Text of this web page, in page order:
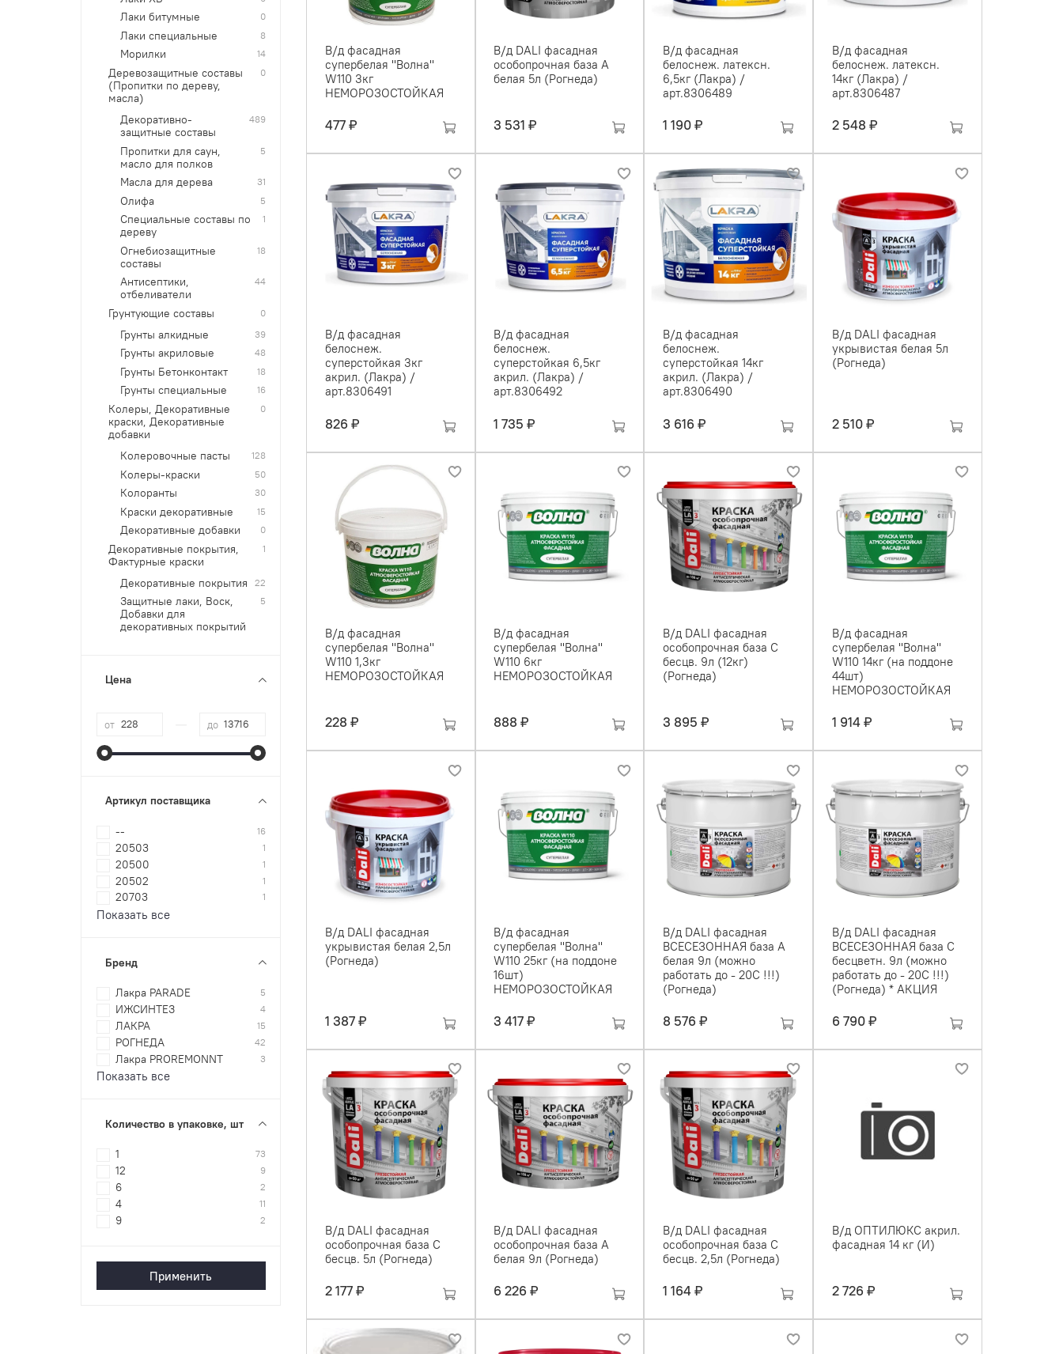
В/д фасадная
супербелая ''Волна''
W110 3кг
НЕМОРОЗОСТОЙКАЯ
477 ₽
В/д DALI фасадная
особопрочная база А
белая 5л (Рогнеда)
3 531 ₽
В/д фасадная
белоснеж. латексн.
6,5кг (Лакра) /
арт.8306489
1 190 ₽
В/д фасадная
белоснеж. латексн.
14кг (Лакра) /
арт.8306487
2 548 ₽
В/д фасадная
белоснеж.
суперстойкая 3кг
акрил. (Лакра) /
арт.8306491
826 ₽
В/д фасадная
белоснеж.
суперстойкая 6,5кг
акрил. (Лакра) /
арт.8306492
1 735 ₽
В/д фасадная
белоснеж.
суперстойкая 14кг
акрил. (Лакра) /
арт.8306490
3 616 ₽
В/д DALI фасадная
укрывистая белая 5л
(Рогнеда)
2 510 ₽
В/д фасадная
супербелая ''Волна''
W110 1,3кг
НЕМОРОЗОСТОЙКАЯ
228 ₽
В/д фасадная
супербелая ''Волна''
W110 6кг
НЕМОРОЗОСТОЙКАЯ
888 ₽
В/д DALI фасадная
особопрочная база С
бесцв. 9л (12кг)
(Рогнеда)
3 895 ₽
В/д фасадная
супербелая ''Волна''
W110 14кг (на поддоне
44шт)
НЕМОРОЗОСТОЙКАЯ
1 914 ₽
В/д DALI фасадная
укрывистая белая 2,5л
(Рогнеда)
1 387 ₽
В/д фасадная
супербелая ''Волна''
W110 25кг (на поддоне
16шт)
НЕМОРОЗОСТОЙКАЯ
3 417 ₽
В/д DALI фасадная
ВСЕСЕЗОННАЯ база А
белая 9л (можно
работать до - 20С !!!)
(Рогнеда)
8 576 ₽
В/д DALI фасадная
ВСЕСЕЗОННАЯ база С
бесцветн. 9л (можно
работать до - 20С !!!)
(Рогнеда) * АКЦИЯ
6 790 ₽
В/д DALI фасадная
особопрочная база С
бесцв. 5л (Рогнеда)
2 177 ₽
В/д DALI фасадная
особопрочная база А
белая 9л (Рогнеда)
6 226 ₽
В/д DALI фасадная
особопрочная база С
бесцв. 2,5л (Рогнеда)
1 164 ₽
В/д ОПТИЛЮКС акрил.
фасадная 14 кг (И)
2 726 ₽
Лаки битумные 0
Лаки специальные 8
Морилки 14
Деревозащитные составы
(Пропитки по дереву,
масла)
0
Декоративно-
защитные составы
489
Пропитки для саун,
масло для полков
5
Масла для дерева 31
Олифа 5
Специальные составы по
дереву
1
Огнебиозащитные
составы
18
Антисептики,
отбеливатели
44
Грунтующие составы 0
Грунты алкидные 39
Грунты акриловые 48
Грунты Бетонконтакт 18
Грунты специальные 16
Колеры, Декоративные
краски, Декоративные
добавки
0
Колеровочные пасты 128
Колеры-краски 50
Колоранты 30
Краски декоративные 15
Декоративные добавки 0
Декоративные покрытия,
Фактурные краски
1
Декоративные покрытия 22
Защитные лаки, Воск,
Добавки для
декоративных покрытий
5
Цена
от до
Артикул поставщика
-- 16
20503 1
20500 1
20502 1
20703 1
Показать все
Бренд
Лакра PARADE 5
ИЖСИНТЕЗ 4
ЛАКРА 15
РОГНЕДА 42
Лакра PROREMONNT 3
Показать все
Количество в упаковке, шт
1 73
12 9
6 2
4 11
9 2
Применить